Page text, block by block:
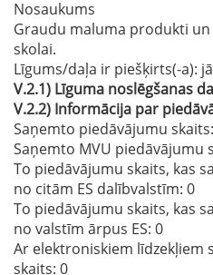
Nosaukums
Graudu maluma produkti
skolai.
Līgums/daļa ir piešķirts(-a): jā
V.2.1) Līguma noslēgšanas
V.2.2) Informācija par
Saņemto piedāvājumu
Saņemto MVU piedāvājumu
To piedāvājumu skaits, kas
no citām ES dalībvalstīm: 0
To piedāvājumu skaits, kas
no valstīm ārpus ES: 0
Ar elektroniskiem līdzekļiem
skaits: 0